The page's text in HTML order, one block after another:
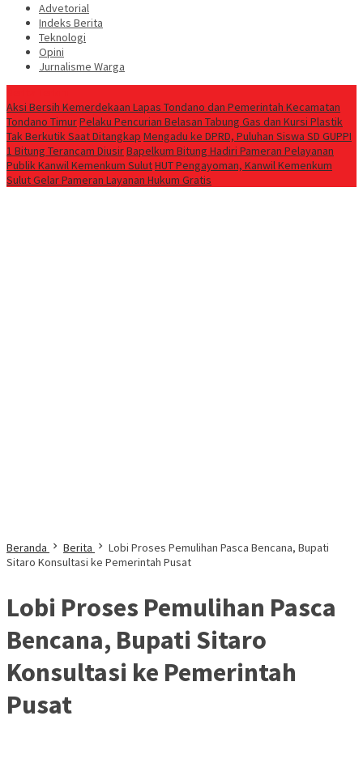
Advetorial
Indeks Berita
Teknologi
Opini
Jurnalisme Warga
Aksi Bersih Kemerdekaan Lapas Tondano dan Pemerintah Kecamatan
Tondano TimurPelaku Pencurian Belasan Tabung Gas dan Kursi Plastik
Tak Berkutik Saat Ditangkap Mengadu ke DPRD, Puluhan Siswa SD GUPPI
1 Bitung Terancam Diusir‎Bapelkum Bitung Hadiri Pameran Pelayanan
Publik Kanwil Kemenkum SulutHUT Pengayoman, Kanwil Kemenkum
Sulut Gelar Pameran Layanan Hukum Gratis
Beranda Berita
Lobi Proses Pemulihan Pasca Bencana, Bupati
Sitaro Konsultasi ke Pemerintah Pusat
Lobi Proses Pemulihan Pasca
Bencana, Bupati Sitaro
Konsultasi ke Pemerintah
Pusat